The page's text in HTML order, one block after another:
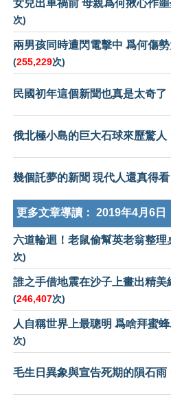
女兒出車禍前 母親爲何揪心作
次)
兩男孩同時遭閃電擊中 爲何傷勢
(255,229次)
民國初年這個新聞也真是太奇了
俄北極小島的巨大石球來歷驚人
幾個託夢的新聞 現代人還真得看
更多文章導讀： 2019年4月6日
六道輪迴！老鼠偷幫英老翁整理
次)
誰之手借地震在沙子上畫出精美
(246,407次)
人自稱世界上最聰明 爲啥拜蜜
次)
毛生日異象與宣告死期的隕石雨